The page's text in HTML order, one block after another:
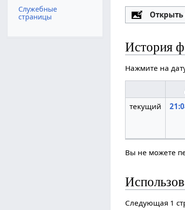
История
Нажмите на
текущий
Вы не можете
Следующая 1
Служебные
страницы